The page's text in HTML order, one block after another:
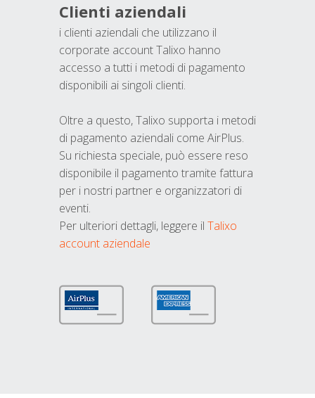
Clienti aziendali
i clienti aziendali che utilizzano il
corporate account Talixo hanno
accesso a tutti i metodi di pagamento
disponibili ai singoli clienti.
Oltre a questo, Talixo supporta i metodi
di pagamento aziendali come AirPlus.
Su richiesta speciale, può essere reso
disponibile il pagamento tramite fattura
per i nostri partner e organizzatori di
eventi.
Per ulteriori dettagli, leggere il Talixo
account aziendale